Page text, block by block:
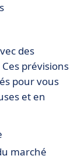
des
prévisions
pour vous
et en
marché